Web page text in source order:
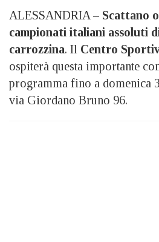
ALESSANDRIA – Scattano
campionati italiani assoluti
carrozzina. Il Centro
ospiterà questa importante
programma fino a domenica
via Giordano Bruno 96.